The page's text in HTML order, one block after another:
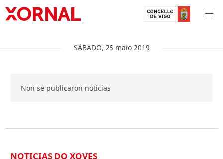
SÁBADO, 25 maio 2019
Non se publicaron noticias
NOTICIAS DO XOVES